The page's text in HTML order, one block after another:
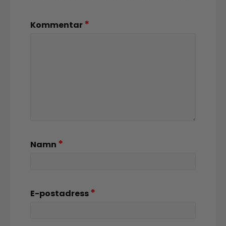
Kommentar*
Namn *
E-postadress*